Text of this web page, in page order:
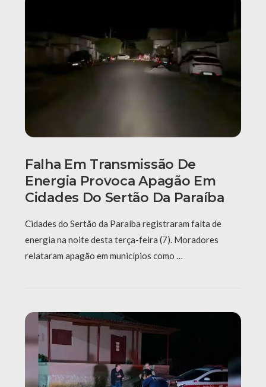
Falha Em Transmissão De
Energia Provoca Apagão Em
Cidades Do Sertão Da Paraíba
Cidades do Sertão da Paraíba registraram falta de
energia na noite desta terça-feira (7). Moradores
relataram apagão em municípios como …